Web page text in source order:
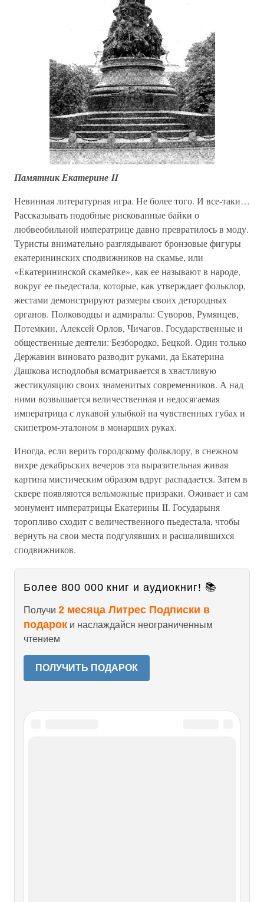
Памятник Екатерине II
Невинная литературная игра. Не более того. И все-таки…
Рассказывать подобные рискованные байки о
любвеобильной императрице давно превратилось в моду.
Туристы внимательно разглядывают бронзовые фигуры
екатерининских сподвижников на скамье, или
«Екатерининской скамейке», как ее называют в народе,
вокруг ее пьедестала, которые, как утверждает фольклор,
жестами демонстрируют размеры своих детородных
органов. Полководцы и адмиралы: Суворов, Румянцев,
Потемкин, Алексей Орлов, Чичагов. Государственные и
общественные деятели: Безбородко, Бецкой. Один только
Державин виновато разводит руками, да Екатерина
Дашкова исподлобья всматривается в хвастливую
жестикуляцию своих знаменитых современников. А над
ними возвышается величественная и недосягаемая
императрица с лукавой улыбкой на чувственных губах и
скипетром-эталоном в монарших руках.
Иногда, если верить городскому фольклору, в снежном
вихре декабрьских вечеров эта выразительная живая
картина мистическим образом вдруг распадается. Затем в
сквере появляются вельможные призраки. Оживает и сам
монумент императрицы Екатерины II. Государыня
торопливо сходит с величественного пьедестала, чтобы
вернуть на свои места подгулявших и расшалившихся
сподвижников.
Более 800 000 книг и аудиокниг! 📚
Получи 2 месяца Литрес Подписки в
подарок и наслаждайся неограниченным
чтением
ПОЛУЧИТЬ ПОДАРОК